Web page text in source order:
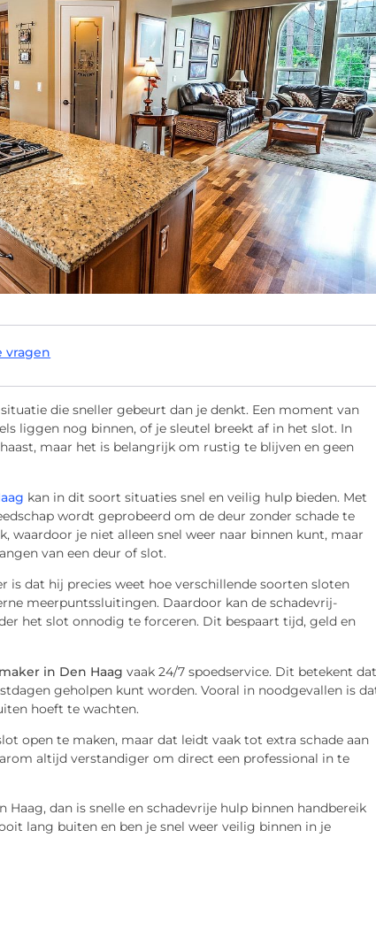
vragen
die sneller gebeurt dan je denkt. Een moment van
liggen nog binnen, of je sleutel breekt af in het slot. In
maar het is belangrijk om rustig te blijven en geen
kan in dit soort situaties snel en veilig hulp bieden. Met
wordt geprobeerd om de deur zonder schade te
waardoor je niet alleen snel weer naar binnen kunt, maar
van een deur of slot.
is dat hij precies weet hoe verschillende soorten sloten
meerpuntssluitingen. Daardoor kan de schadevrij-
het slot onnodig te forceren. Dit bespaart tijd, geld en
in Den Haag vaak 24/7 spoedservice. Dit betekent dat
geholpen kunt worden. Vooral in noodgevallen is
hoeft te wachten.
open te maken, maar dat leidt vaak tot extra schade aan
altijd verstandiger om direct een professional in te
dan is snelle en schadevrije hulp binnen handbereik
lang buiten en ben je snel weer veilig binnen in je